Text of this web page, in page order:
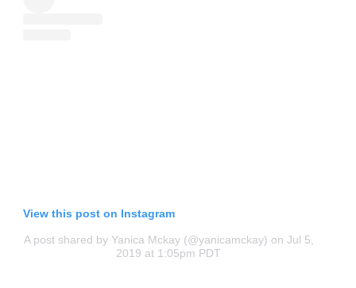
View this post on Instagram
A post shared by Yanica Mckay (@yanicamckay) on Jul 5,
2019 at 1:05pm PDT